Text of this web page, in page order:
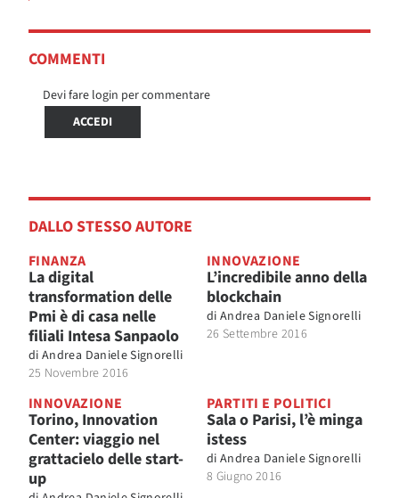
COMMENTI
Devi fare login per commentare
ACCEDI
DALLO STESSO AUTORE
FINANZA
La digital
transformation delle
Pmi è di casa nelle
filiali Intesa Sanpaolo
di Andrea Daniele Signorelli
25 Novembre 2016
INNOVAZIONE
L’incredibile anno della
blockchain
di Andrea Daniele Signorelli
26 Settembre 2016
INNOVAZIONE
Torino, Innovation
Center: viaggio nel
grattacielo delle start-
up
PARTITI E POLITICI
Sala o Parisi, l’è minga
istess
di Andrea Daniele Signorelli
8 Giugno 2016